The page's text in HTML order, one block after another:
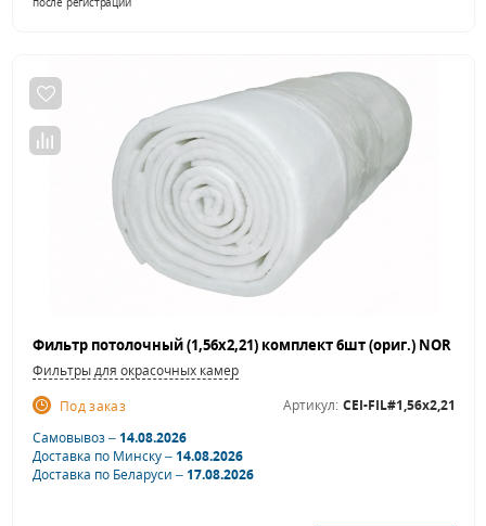
Фильтры для окрасочных камер
Под заказ
Артикул: CEI-FIL#1,56х2,21
Самовывоз –14.08.2026
Доставка по Минску –14.08.2026
Доставка по Беларуси –17.08.2026